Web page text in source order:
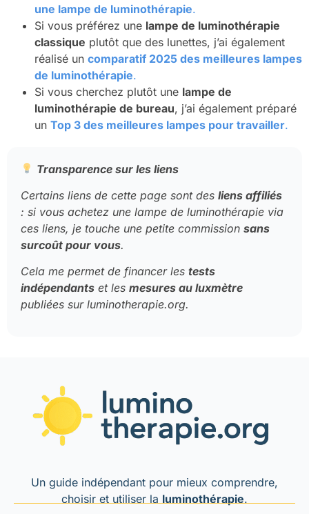
une lampe de luminothérapie.
Si vous préférez une lampe de luminothérapie
classique plutôt que des lunettes, j’ai également
réalisé un comparatif 2025 des meilleures lampes
de luminothérapie.
Si vous cherchez plutôt une lampe de
luminothérapie de bureau, j’ai également préparé
un Top 3 des meilleures lampes pour travailler.
Transparence sur les liens
Certains liens de cette page sont des liens affiliés
: si vous achetez une lampe de luminothérapie via
ces liens, je touche une petite commission sans
surcoût pour vous.
Cela me permet de financer les tests
indépendants et les mesures au luxmètre
publiées sur luminotherapie.org.
Un guide indépendant pour mieux comprendre,
choisir et utiliser la luminothérapie.